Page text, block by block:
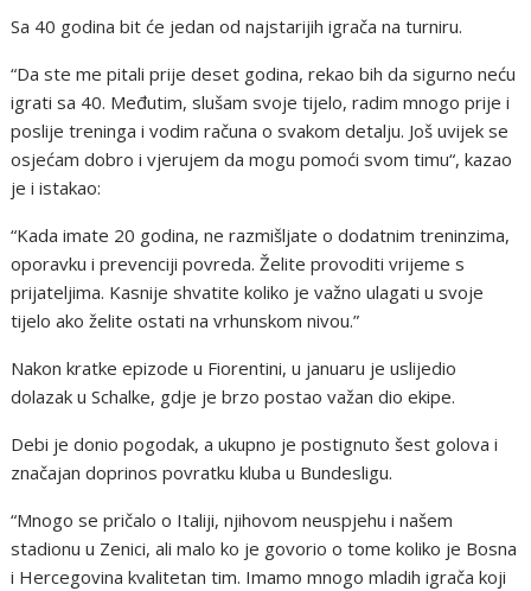
Sa 40 godina bit će jedan od najstarijih igrača na turniru.
“Da ste me pitali prije deset godina, rekao bih da sigurno neću
igrati sa 40. Međutim, slušam svoje tijelo, radim mnogo prije i
poslije treninga i vodim računa o svakom detalju. Još uvijek se
osjećam dobro i vjerujem da mogu pomoći svom timu“, kazao
je i istakao:
“Kada imate 20 godina, ne razmišljate o dodatnim treninzima,
oporavku i prevenciji povreda. Želite provoditi vrijeme s
prijateljima. Kasnije shvatite koliko je važno ulagati u svoje
tijelo ako želite ostati na vrhunskom nivou.”
Nakon kratke epizode u Fiorentini, u januaru je uslijedio
dolazak u Schalke, gdje je brzo postao važan dio ekipe.
Debi je donio pogodak, a ukupno je postignuto šest golova i
značajan doprinos povratku kluba u Bundesligu.
“Mnogo se pričalo o Italiji, njihovom neuspjehu i našem
stadionu u Zenici, ali malo ko je govorio o tome koliko je Bosna
i Hercegovina kvalitetan tim. Imamo mnogo mladih igrača koji